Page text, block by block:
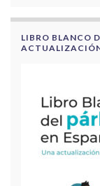
LIBRO BLANCO